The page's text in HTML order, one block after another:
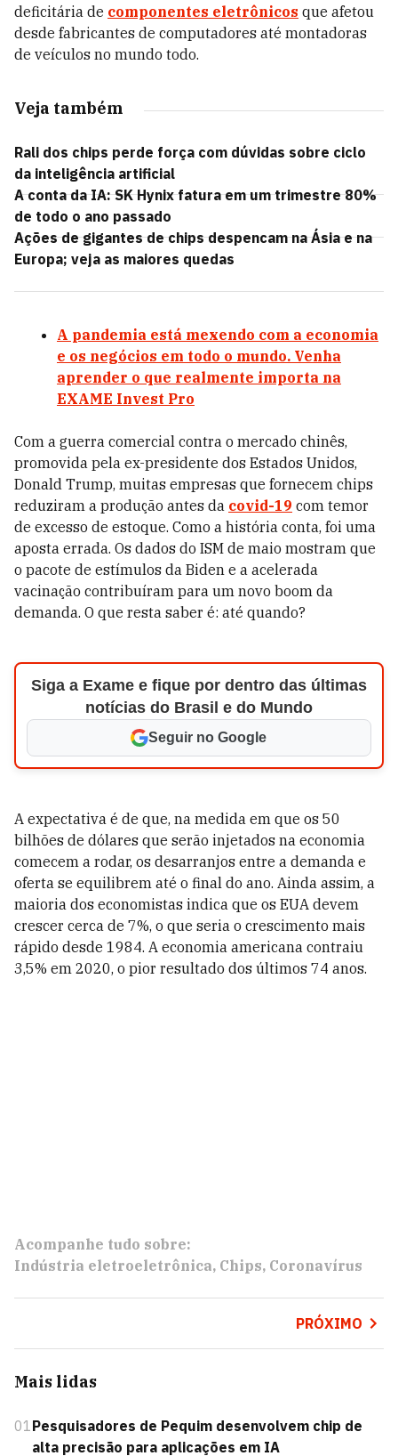
deficitária de componentes eletrônicos que afetou
desde fabricantes de computadores até montadoras
de veículos no mundo todo.
Veja também
Rali dos chips perde força com dúvidas sobre ciclo
da inteligência artificial
A conta da IA: SK Hynix fatura em um trimestre 80%
de todo o ano passado
Ações de gigantes de chips despencam na Ásia e na
Europa; veja as maiores quedas
A pandemia está mexendo com a economia
e os negócios em todo o mundo. Venha
aprender o que realmente importa na
EXAME Invest Pro
Com a guerra comercial contra o mercado chinês,
promovida pela ex-presidente dos Estados Unidos,
Donald Trump, muitas empresas que fornecem chips
reduziram a produção antes da covid-19 com temor
de excesso de estoque. Como a história conta, foi uma
aposta errada. Os dados do ISM de maio mostram que
o pacote de estímulos da Biden e a acelerada
vacinação contribuíram para um novo boom da
demanda. O que resta saber é: até quando?
Siga a Exame e fique por dentro das últimas
notícias do Brasil e do Mundo
Seguir no Google
A expectativa é de que, na medida em que os 50
bilhões de dólares que serão injetados na economia
comecem a rodar, os desarranjos entre a demanda e
oferta se equilibrem até o final do ano. Ainda assim, a
maioria dos economistas indica que os EUA devem
crescer cerca de 7%, o que seria o crescimento mais
rápido desde 1984. A economia americana contraiu
3,5% em 2020, o pior resultado dos últimos 74 anos.
Acompanhe tudo sobre:
Indústria eletroeletrônica Chips Coronavírus
PRÓXIMO
Mais lidas
01Pesquisadores de Pequim desenvolvem chip de
alta precisão para aplicações em IA